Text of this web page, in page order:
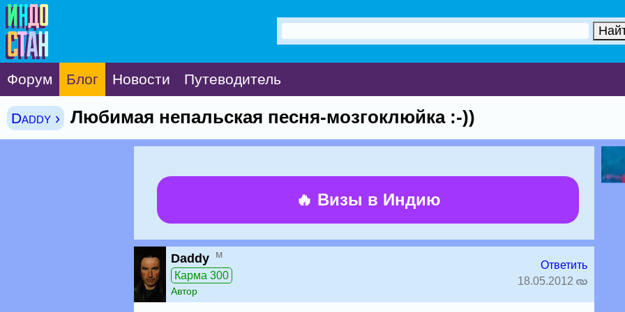
Форум Блог Новости Путеводитель
Daddy › Любимая непальская песня-мозгоклюйка :-))
🔥 Визы в Индию
Daddy м
Карма 300
Автор
Ответить
18.05.2012